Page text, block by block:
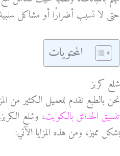
حتى لا تسبب أضرارًا أو مشاكل
المحتويات
شلع كربز
نحن بالطبع نقدم للعميل الكثير من
تنسيق الحدائق بالكويت، وشلع
بشكل مميز، ومن هذه المزايا الآتي: